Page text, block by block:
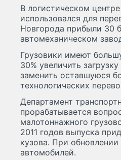
В логистическом
использовался для
Новгорода прибыли 30
автомеханическом
Грузовики имеют
30% увеличить
заменить оставшуюся
технологических
Департамент
прорабатывается
малотоннажного
2011 годов выпуска
кузова. При
автомобилей.